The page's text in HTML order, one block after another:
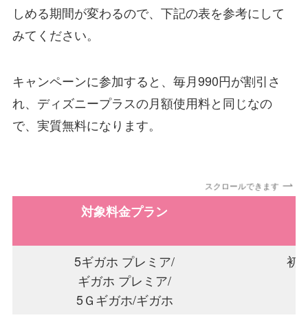
しめる期間が変わるので、下記の表を参考にして
みてください。
キャンペーンに参加すると、毎月990円が割引さ
れ、ディズニープラスの月額使用料と同じなの
で、実質無料になります。
スクロールできます
対象料金プラン
5ギガホ プレミア/
ギガホ プレミア/
5Ｇギガホ/ギガホ
初